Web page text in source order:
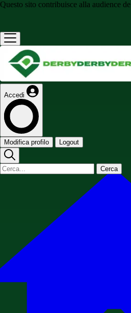
Questo sito contribuisce alla audience de
Accedi
Modifica profilo Logout
Cerca